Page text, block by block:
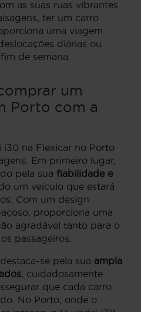
as suas ruas vibrantes
ter um carro
uma viagem
diárias ou
de semana.
um
Porto com a
na Flexicar no Porto
Em primeiro lugar,
pela sua fiabilidade e
um veículo que estará
Com um design
proporciona uma
agradável tanto para o
passageiros.
se pela sua ampla
, cuidadosamente
que cada carro
No Porto, onde o